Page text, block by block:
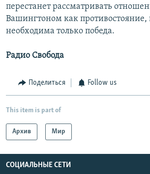
перестанет рассматривать
Вашингтоном как противостояние,
необходима только победа.
Радио Свобода
Поделиться Follow us
This item is part of
Архив Мир
СОЦИАЛЬНЫЕ СЕТИ